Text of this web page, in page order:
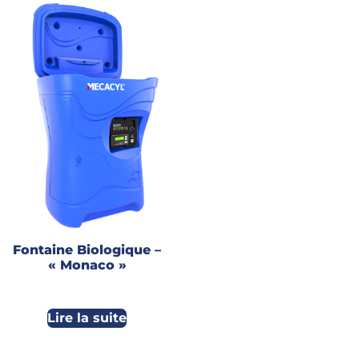
Fontaine Biologique –
« Monaco »
Lire la suite